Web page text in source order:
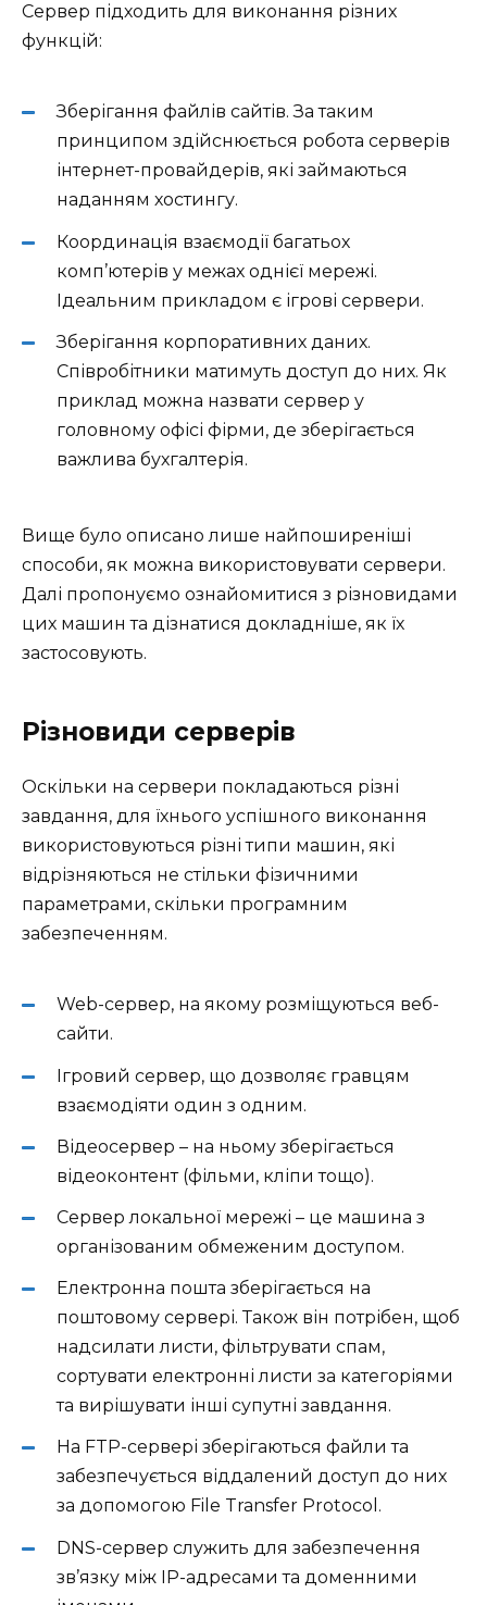
Сервер підходить для виконання різних
функцій:
Зберігання файлів сайтів. За таким
принципом здійснюється робота серверів
інтернет-провайдерів, які займаються
наданням хостингу.
Координація взаємодії багатьох
комп’ютерів у межах однієї мережі.
Ідеальним прикладом є ігрові сервери.
Зберігання корпоративних даних.
Співробітники матимуть доступ до них. Як
приклад можна назвати сервер у
головному офісі фірми, де зберігається
важлива бухгалтерія.
Вище було описано лише найпоширеніші
способи, як можна використовувати сервери.
Далі пропонуємо ознайомитися з різновидами
цих машин та дізнатися докладніше, як їх
застосовують.
Різновиди серверів
Оскільки на сервери покладаються різні
завдання, для їхнього успішного виконання
використовуються різні типи машин, які
відрізняються не стільки фізичними
параметрами, скільки програмним
забезпеченням.
Web-сервер, на якому розміщуються веб-
сайти.
Ігровий сервер, що дозволяє гравцям
взаємодіяти один з одним.
Відеосервер – на ньому зберігається
відеоконтент (фільми, кліпи тощо).
Сервер локальної мережі – це машина з
організованим обмеженим доступом.
Електронна пошта зберігається на
поштовому сервері. Також він потрібен, щоб
надсилати листи, фільтрувати спам,
сортувати електронні листи за категоріями
та вирішувати інші супутні завдання.
На FTP-сервері зберігаються файли та
забезпечується віддалений доступ до них
за допомогою File Transfer Protocol.
DNS-сервер служить для забезпечення
зв’язку між IP-адресами та доменними